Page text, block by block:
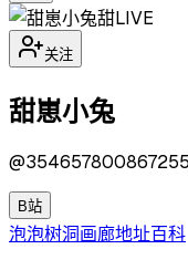
甜LIVE
关注
甜崽小兔
@
B站
泡泡树洞画廊地址百科